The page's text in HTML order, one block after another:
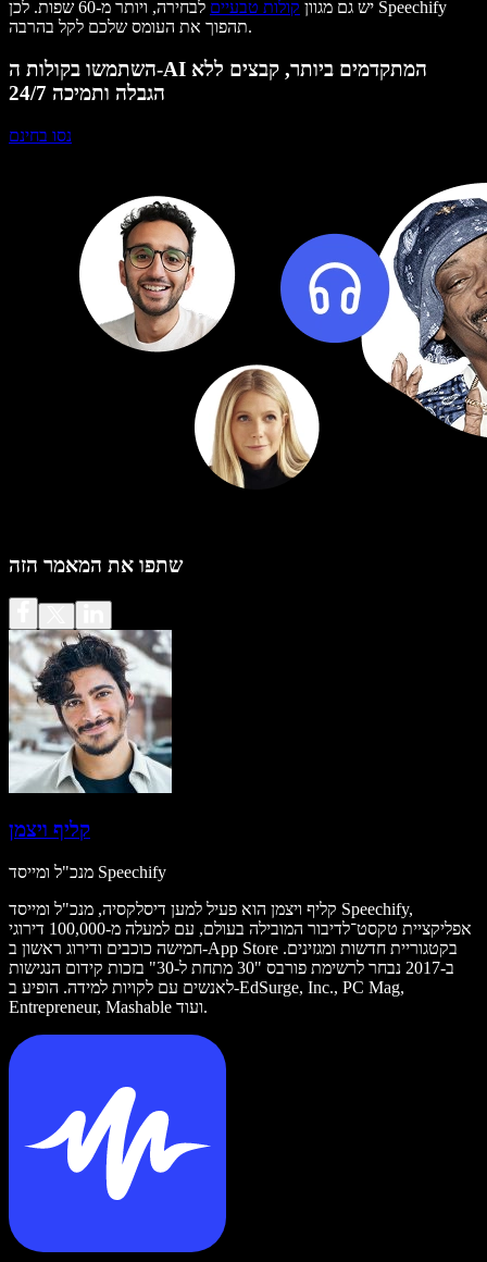
יש גם מגוון קולות טבעיים
לבחירה, ויותר מ-60 שפות. לכן Speechify
תהפוך את העומס שלכם לקל בהרבה.
השתמשו בקולות ה-AI המתקדמים ביותר, קבצים ללא
הגבלה ותמיכה 24/7
נסו בחינם
שתפו את המאמר הזה
קליף ויצמן
מנכ"ל ומייסד Speechify
קליף ויצמן הוא פעיל למען דיסלקסיה, מנכ"ל ומייסד Speechify,
אפליקציית טקסט־לדיבור המובילה בעולם, עם למעלה מ-100,000 דירוגי
חמישה כוכבים ודירוג ראשון ב-App Store בקטגוריית חדשות ומגזינים.
ב-2017 נבחר לרשימת פורבס "30 מתחת ל-30" בזכות קידום הנגישות
לאנשים עם לקויות למידה. הופיע ב-EdSurge, Inc., PC Mag,
Entrepreneur, Mashable ועוד.